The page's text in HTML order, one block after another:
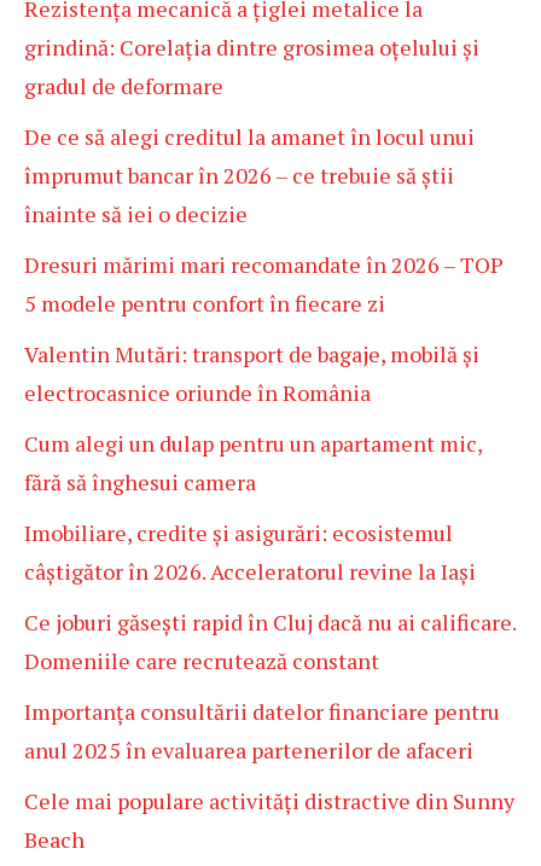
Rezistența mecanică a țiglei metalice la
grindină: Corelația dintre grosimea oțelului și
gradul de deformare
De ce să alegi creditul la amanet în locul unui
împrumut bancar în 2026 – ce trebuie să știi
înainte să iei o decizie
Dresuri mărimi mari recomandate în 2026 – TOP
5 modele pentru confort în fiecare zi
Valentin Mutări: transport de bagaje, mobilă și
electrocasnice oriunde în România
Cum alegi un dulap pentru un apartament mic,
fără să înghesui camera
Imobiliare, credite și asigurări: ecosistemul
câștigător în 2026. Acceleratorul revine la Iași
Ce joburi găsești rapid în Cluj dacă nu ai calificare.
Domeniile care recrutează constant
Importanța consultării datelor financiare pentru
anul 2025 în evaluarea partenerilor de afaceri
Cele mai populare activități distractive din Sunny
Beach